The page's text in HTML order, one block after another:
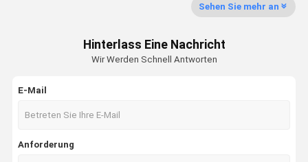
System zur Speicherung von Solarenergie
Batterie auf dem Regal
Stapelbarer Batteriesatz
Sehen Sie mehr an
Hinterlass Eine Nachricht
Wir Werden Schnell Antworten
E-Mail
Anforderung